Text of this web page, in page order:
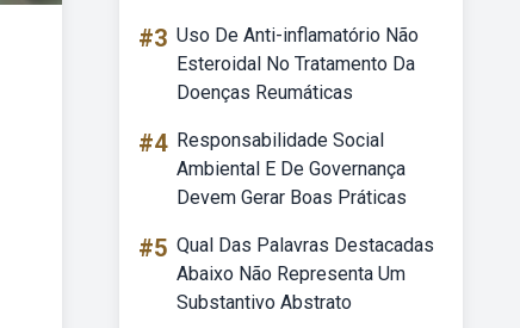
#3 Uso De Anti-inflamatório Não
Esteroidal No Tratamento Da
Doenças Reumáticas
#4 Responsabilidade Social
Ambiental E De Governança
Devem Gerar Boas Práticas
#5 Qual Das Palavras Destacadas
Abaixo Não Representa Um
Substantivo Abstrato